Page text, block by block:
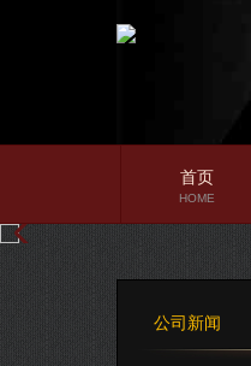
首页
HOME
公司新闻